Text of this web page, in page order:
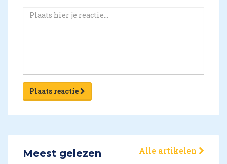
Plaats reactie
Meest gelezen Alle artikelen